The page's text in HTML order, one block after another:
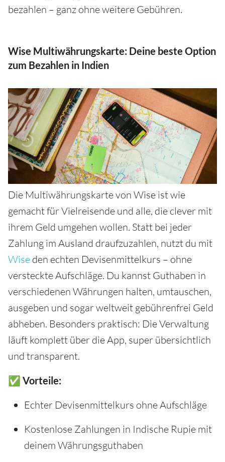
bezahlen – ganz ohne weitere Gebühren.
Wise Multiwährungskarte: Deine beste Option
zum Bezahlen in Indien
Die Multiwährungskarte von Wise ist wie
gemacht für Vielreisende und alle, die clever mit
ihrem Geld umgehen wollen. Statt bei jeder
Zahlung im Ausland draufzuzahlen, nutzt du mit
Wise den echten Devisenmittelkurs – ohne
versteckte Aufschläge. Du kannst Guthaben in
verschiedenen Währungen halten, umtauschen,
ausgeben und sogar weltweit gebührenfrei Geld
abheben. Besonders praktisch: Die Verwaltung
läuft komplett über die App, super übersichtlich
und transparent.
✅ Vorteile:
Echter Devisenmittelkurs ohne Aufschläge
Kostenlose Zahlungen in Indische Rupie mit
deinem Währungsguthaben